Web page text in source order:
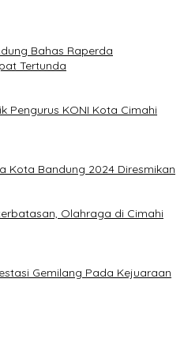
Bahas Raperda
Tertunda
Pengurus KONI Kota Cimahi
Kota Bandung 2024 Diresmikan
Olahraga di Cimahi
Gemilang Pada Kejuaraan